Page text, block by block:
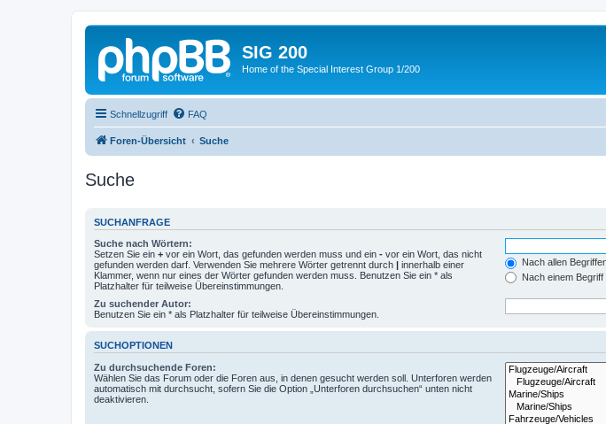
SIG 200
Home of the Special Interest Group 1/200
Schnellzugriff FAQ
Foren-Übersicht Suche
Suche
SUCHANFRAGE
Suche nach Wörtern:
Setzen Sie ein + vor ein Wort, das gefunden werden muss und ein - vor ein Wort, das nicht
gefunden werden darf. Verwenden Sie mehrere Wörter getrennt durch | innerhalb einer
Klammer, wenn nur eines der Wörter gefunden werden muss. Benutzen Sie ein * als
Platzhalter für teilweise Übereinstimmungen.
Nach allen
Nach einem
Zu suchender Autor:
Benutzen Sie ein * als Platzhalter für teilweise Übereinstimmungen.
SUCHOPTIONEN
Zu durchsuchende Foren:
Wählen Sie das Forum oder die Foren aus, in denen gesucht werden soll. Unterforen werden
automatisch mit durchsucht, sofern Sie die Option „Unterforen durchsuchen“ unten nicht
deaktivieren.